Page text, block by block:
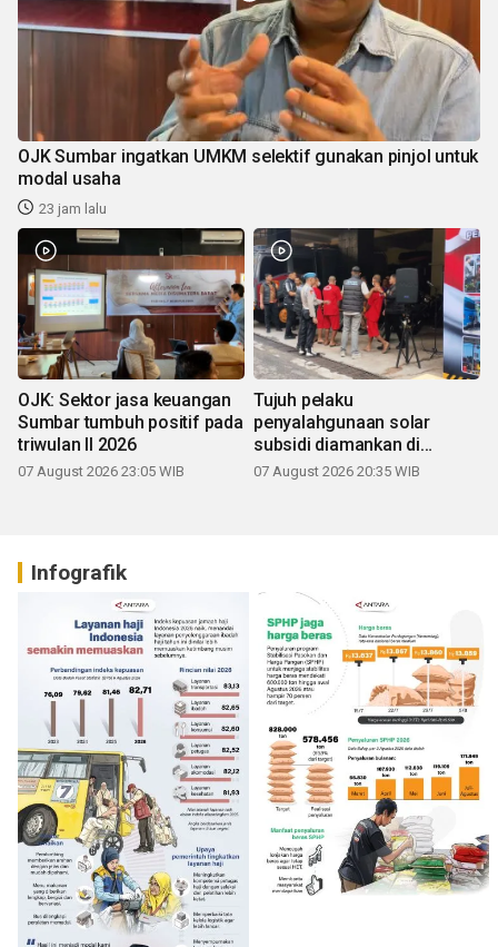
OJK Sumbar ingatkan UMKM selektif gunakan pinjol untuk
modal usaha
23 jam lalu
OJK: Sektor jasa keuangan
Sumbar tumbuh positif pada
triwulan II 2026
07 August 2026 23:05 WIB
Tujuh pelaku
penyalahgunaan solar
subsidi diamankan di
Sumbar
07 August 2026 20:35 WIB
Infografik